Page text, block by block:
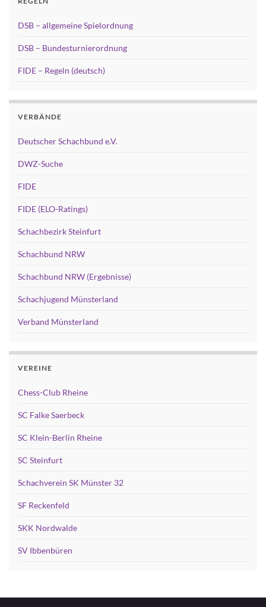
DSB – allgemeine Spielordnung
DSB – Bundesturnierordnung
FIDE – Regeln (deutsch)
VERBÄNDE
Deutscher Schachbund e.V.
DWZ-Suche
FIDE
FIDE (ELO-Ratings)
Schachbezirk Steinfurt
Schachbund NRW
Schachbund NRW (Ergebnisse)
Schachjugend Münsterland
Verband Münsterland
VEREINE
Chess-Club Rheine
SC Falke Saerbeck
SC Klein-Berlin Rheine
SC Steinfurt
Schachverein SK Münster 32
SF Reckenfeld
SKK Nordwalde
SV Ibbenbüren